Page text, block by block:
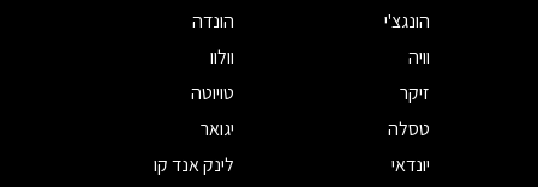
הונגצ'י
הונדה
וויה
וולוו
זיקר
טויוטה
טסלה
יגואר
יונדאי
לינק אנד קו